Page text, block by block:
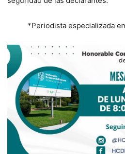
*Periodista especializada